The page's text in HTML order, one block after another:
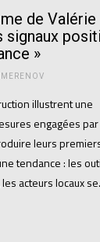
de Valérie
signaux
»
illustrent une
engagées
leurs
tendance : les
acteurs locaux